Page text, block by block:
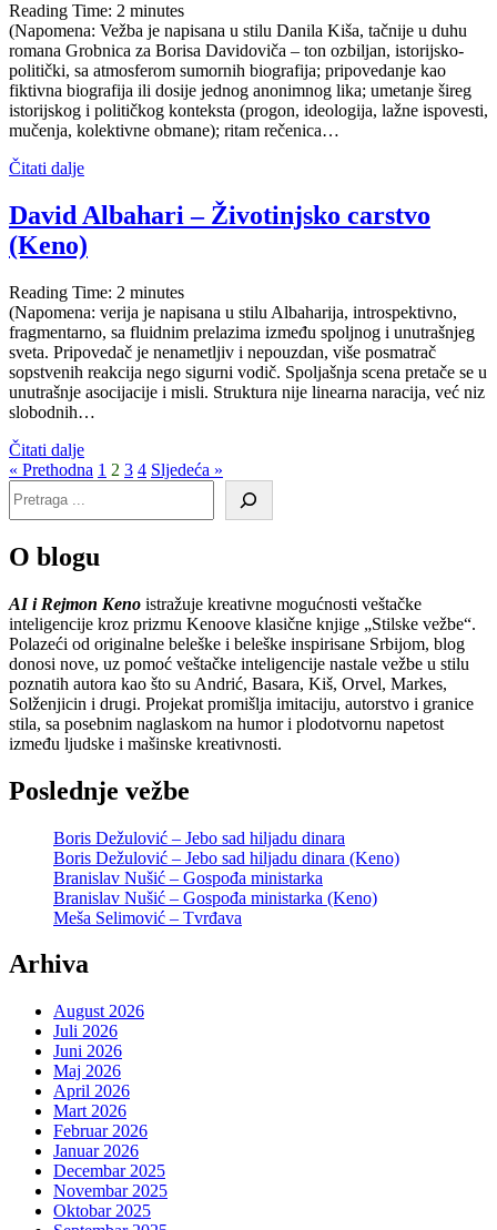
Reading Time: 2 minutes
(Napomena: Vežba je napisana u stilu Danila Kiša, tačnije u duhu
romana Grobnica za Borisa Davidoviča – ton ozbiljan, istorijsko-
politički, sa atmosferom sumornih biografija; pripovedanje kao
fiktivna biografija ili dosije jednog anonimnog lika; umetanje šireg
istorijskog i političkog konteksta (progon, ideologija, lažne ispovesti,
mučenja, kolektivne obmane); ritam rečenica…
Čitati dalje
David Albahari – Životinjsko carstvo
(Keno)
Reading Time: 2 minutes
(Napomena: verija je napisana u stilu Albaharija, introspektivno,
fragmentarno, sa fluidnim prelazima između spoljnog i unutrašnjeg
sveta. Pripovedač je nenametljiv i nepouzdan, više posmatrač
sopstvenih reakcija nego sigurni vodič. Spoljašnja scena pretače se u
unutrašnje asocijacije i misli. Struktura nije linearna naracija, već niz
slobodnih…
Čitati dalje
« Prethodna 1 2 3 4 Sljedeća »
O blogu
AI i Rejmon Keno istražuje kreativne mogućnosti veštačke
inteligencije kroz prizmu Kenoove klasične knjige „Stilske vežbe“.
Polazeći od originalne beleške i beleške inspirisane Srbijom, blog
donosi nove, uz pomoć veštačke inteligencije nastale vežbe u stilu
poznatih autora kao što su Andrić, Basara, Kiš, Orvel, Markes,
Solženjicin i drugi. Projekat promišlja imitaciju, autorstvo i granice
stila, sa posebnim naglaskom na humor i plodotvornu napetost
između ljudske i mašinske kreativnosti.
Poslednje vežbe
Boris Dežulović – Jebo sad hiljadu dinara
Boris Dežulović – Jebo sad hiljadu dinara (Keno)
Branislav Nušić – Gospođa ministarka
Branislav Nušić – Gospođa ministarka (Keno)
Meša Selimović – Tvrđava
Arhiva
August 2026
Juli 2026
Juni 2026
Maj 2026
April 2026
Mart 2026
Februar 2026
Januar 2026
Decembar 2025
Novembar 2025
Oktobar 2025